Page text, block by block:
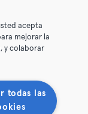
reserved.
aquí
acepta
mejorar la
y colaborar
todas las